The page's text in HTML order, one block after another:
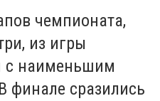
чемпионата,
из игры
с наименьшим
финале сразились